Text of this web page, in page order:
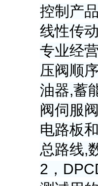
控制产
线性传
专业经
压阀顺
油器,蓄
阀伺服
电路板
总路线,
2，